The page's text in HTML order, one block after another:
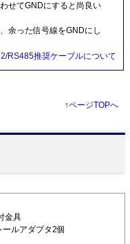
せてGNDにすると尚良い
余った信号線をGNDにし
RS485推奨ケーブルについて
↑ページTOPへ
金具
ルアダプタ2個